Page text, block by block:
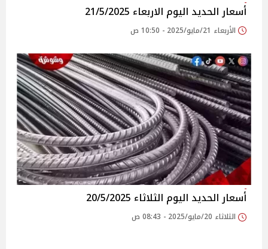
أسعار الحديد اليوم الاربعاء 21/5/2025
الأربعاء 21/مايو/2025 - 10:50 ص
أسعار الحديد اليوم الثلاثاء 20/5/2025
الثلاثاء 20/مايو/2025 - 08:43 ص